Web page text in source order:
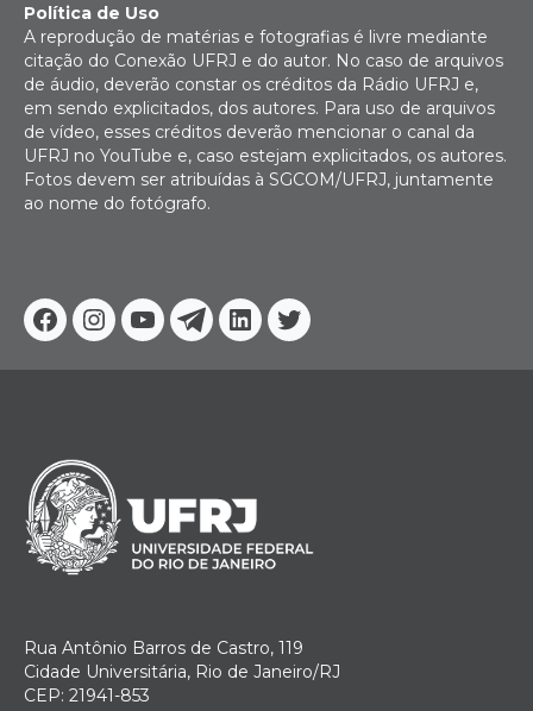
Facebook
Instagram
YoutubeTelegram
Linkedin
Twitter
Política de Uso
A reprodução de matérias e fotografias é livre mediante
citação do Conexão UFRJ e do autor. No caso de arquivos
de áudio, deverão constar os créditos da Rádio UFRJ e,
em sendo explicitados, dos autores. Para uso de arquivos
de vídeo, esses créditos deverão mencionar o canal da
UFRJ no YouTube e, caso estejam explicitados, os autores.
Fotos devem ser atribuídas à SGCOM/UFRJ, juntamente
ao nome do fotógrafo.
Rua Antônio Barros de Castro, 119
Cidade Universitária, Rio de Janeiro/RJ
CEP: 21941-853